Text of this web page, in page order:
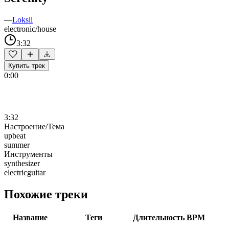
—Loksii
electronic/house
3:32
Купить трек
0:00
3:32
Настроение/Тема
upbeat
summer
Инструменты
synthesizer
electricguitar
Похожие треки
Название Теги Длительность BPM